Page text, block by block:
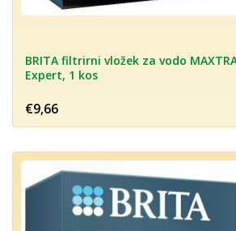
BRITA filtrirni vložek za vodo
Expert, 1 kos
€9,66